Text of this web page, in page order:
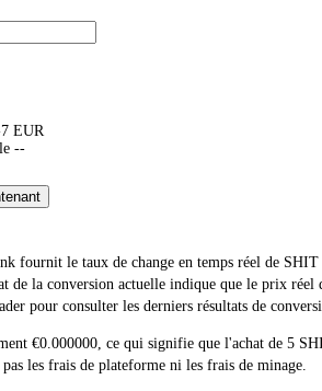
EUR
--
fournit le taux de change en temps réel de
de la conversion actuelle indique que le prix
pour consulter les derniers résultats de
€0.000000, ce qui signifie que l'achat de 5
les frais de plateforme ni les frais de minage.